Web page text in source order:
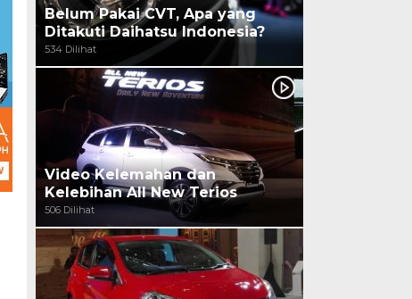
Belum Pakai CVT, Apa yang
Ditakuti Daihatsu Indonesia?
534 Dilihat
Video Kelemahan dan
Kelebihan All New Terios
506 Dilihat